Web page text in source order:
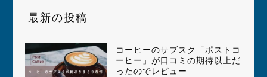
最新の投稿
コーヒーのサブスク「ポストコ
ーヒー」が口コミの期待以上だ
ったのでレビュー